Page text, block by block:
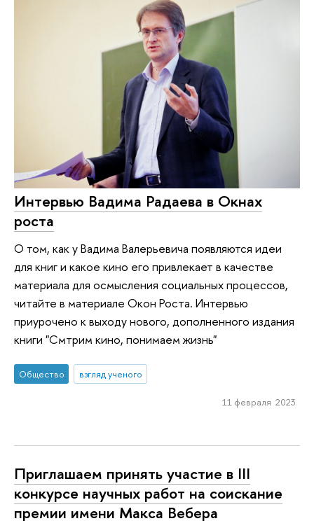
Интервью Вадима Радаева в Окнах
роста
О том, как у Вадима Валерьевича появляются идеи
для книг и какое кино его привлекает в качестве
материала для осмысления социальных процессов,
читайте в материале Окон Роста. Интервью
приурочено к выходу нового, дополненного издания
книги "Смтрим кино, понимаем жизнь"
Общество взгляд ученого
11 февраля 2023
Приглашаем принять участие в III
конкурсе научных работ на соискание
премии имени Макса Вебера